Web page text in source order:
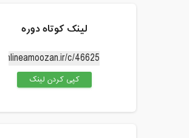
لینک کوتاه دوره
کپی کردن لینک